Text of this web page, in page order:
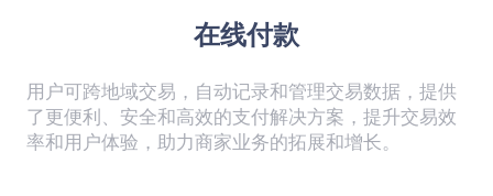
在线付款
用户可跨地域交易，自动记录和管理交易数据，提供
了更便利、安全和高效的支付解决方案，提升交易效
率和用户体验，助力商家业务的拓展和增长。